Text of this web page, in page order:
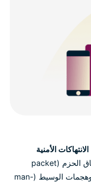
الانتهاكات الأمنية
، بما في ذلك استنشاق الحزم (packet
sniffing) وشبكات Wi-Fi غير الآمنة وهجمات الوسيط (man-